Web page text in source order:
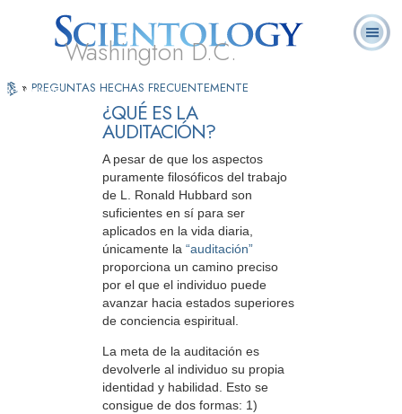
Washington D.C.
Acerca de
Nosotros
L. Ronald
Hubbard
¿Qué es
Scientology?
Ministros
Voluntarios
"Reproducir"
» PREGUNTAS HECHAS FRECUENTEMENTE
¿QUÉ ES LA
AUDITACIÓN?
A pesar de que los aspectos
puramente filosóficos del trabajo
de L. Ronald Hubbard son
suficientes en sí para ser
aplicados en la vida diaria,
únicamente la “auditación”
proporciona un camino preciso
por el que el individuo puede
avanzar hacia estados superiores
de conciencia espiritual.
La meta de la auditación es
devolverle al individuo su propia
identidad y habilidad. Esto se
consigue de dos formas: 1)